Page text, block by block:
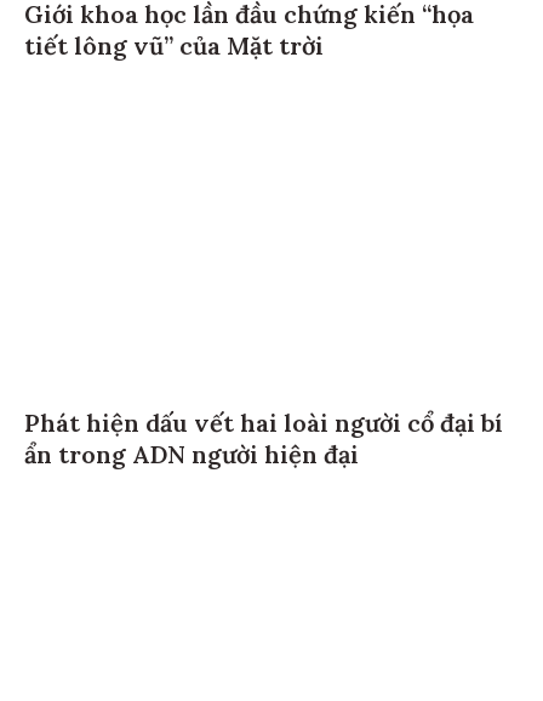
Giới khoa học lần đầu chứng kiến “họa
tiết lông vũ” của Mặt trời
Phát hiện dấu vết hai loài người cổ đại bí
ẩn trong ADN người hiện đại